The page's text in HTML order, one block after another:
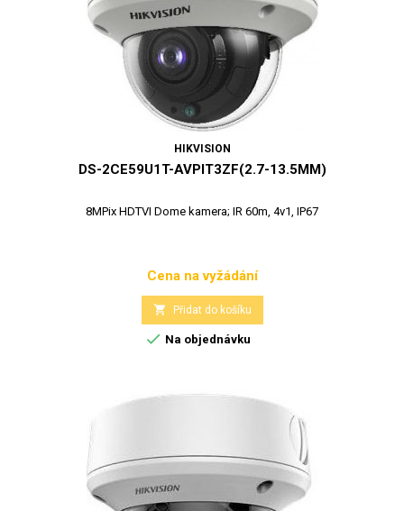
HIKVISION
DS-2CE59U1T-AVPIT3ZF(2.7-13.5MM)
8MPix HDTVI Dome kamera; IR 60m, 4v1, IP67
Cena
Cena na vyžádání
 Přidat do košíku
 Na objednávku